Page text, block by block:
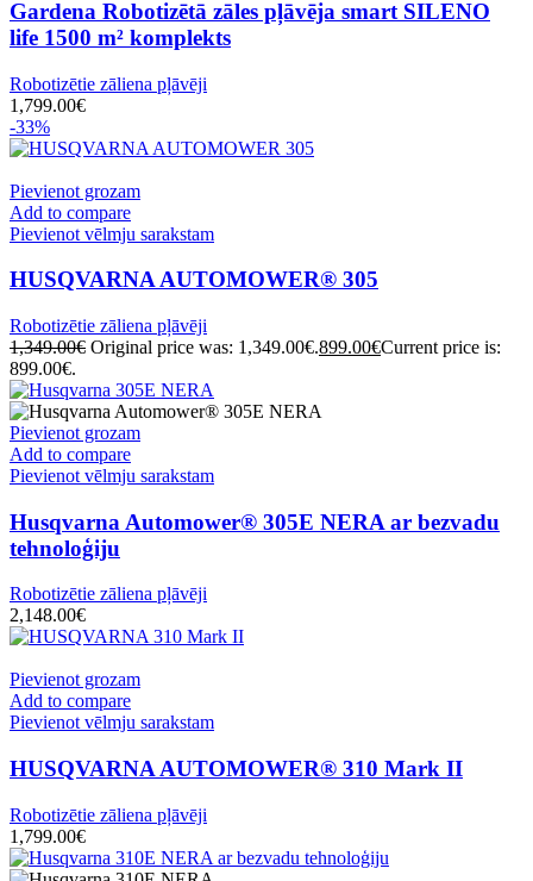
Gardena Robotizētā zāles pļāvēja smart SILENO
life 1500 m² komplekts
Robotizētie zāliena pļāvēji
1,799.00€
-33%
Pievienot grozam
Add to compare
Pievienot vēlmju sarakstam
HUSQVARNA AUTOMOWER® 305
Robotizētie zāliena pļāvēji
1,349.00€ Original price was: 1,349.00€.899.00€Current price is:
899.00€.
Pievienot grozam
Add to compare
Pievienot vēlmju sarakstam
Husqvarna Automower® 305E NERA ar bezvadu
tehnoloģiju
Robotizētie zāliena pļāvēji
2,148.00€
Pievienot grozam
Add to compare
Pievienot vēlmju sarakstam
HUSQVARNA AUTOMOWER® 310 Mark II
Robotizētie zāliena pļāvēji
1,799.00€